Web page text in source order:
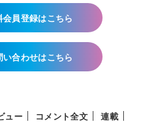
会員登録はこちら
い合わせはこちら
ュー コメント全文 連載